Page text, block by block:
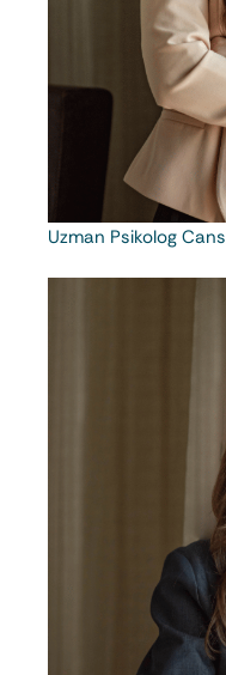
Uzman Psikolog